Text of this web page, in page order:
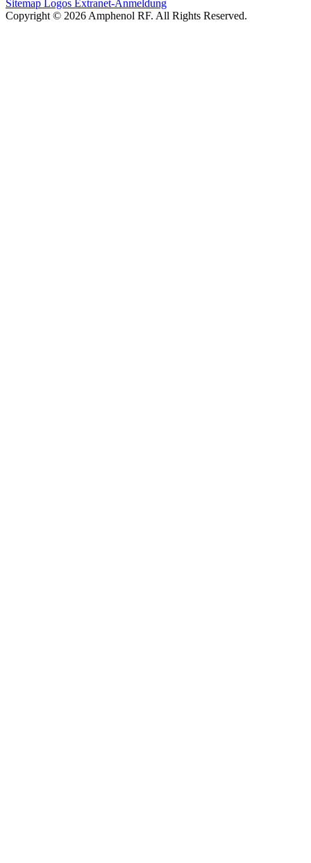
Sitemap Logos Extranet-Anmeldung
Copyright © 2026 Amphenol RF. All Rights Reserved.